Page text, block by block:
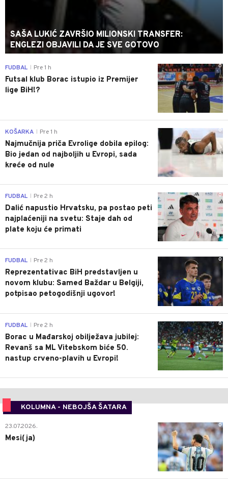
SAŠA LUKIĆ ZAVRŠIO MILIONSKI TRANSFER:
ENGLEZI OBJAVILI DA JE SVE GOTOVO
0
FUDBAL Pre 1 h
Futsal klub Borac istupio iz Premijer
lige BiH!?
0
KOŠARKA Pre 1 h
Najmučnija priča Evrolige dobila epilog:
Bio jedan od najboljih u Evropi, sada
kreće od nule
0
FUDBAL Pre 2 h
Dalić napustio Hrvatsku, pa postao peti
najplaćeniji na svetu: Staje dah od
plate koju će primati
0
FUDBAL Pre 2 h
Reprezentativac BiH predstavljen u
novom klubu: Samed Baždar u Belgiji,
potpisao petogodišnji ugovor!
0
FUDBAL Pre 2 h
Borac u Mađarskoj obilježava jubilej:
Revanš sa ML Vitebskom biće 50.
nastup crveno-plavih u Evropi!
KOLUMNA - NEBOJŠA ŠATARA
0
23.07.2026.
Mesi(ja)